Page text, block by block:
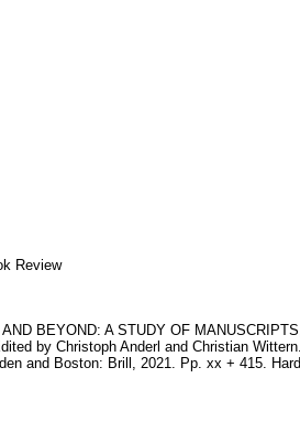
Review
BEYOND: A STUDY OF
by Christoph Anderl and Christian
and Boston: Brill, 2021. Pp. xx + 415.